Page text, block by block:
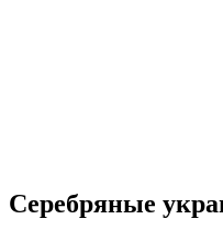
Серебряные